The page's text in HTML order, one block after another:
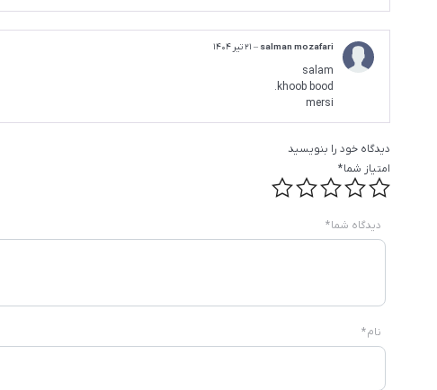
salman mozafari
– 21 تیر 1404
salam
khoob bood.
mersi
دیدگاه خود را بنویسید
امتیاز شما*
دیدگاه شما*
نام*